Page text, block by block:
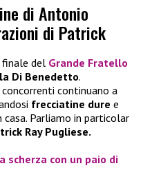
di Antonio
di Patrick
del Grande Fratello
Di Benedetto.
continuano a
frecciatine dure e
Parliamo in particolar
Ray Pugliese.
scherza con un paio di